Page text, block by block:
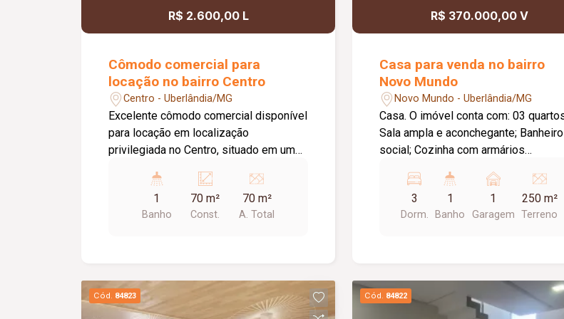
R$ 2.600,00 L
Cômodo comercial para
locação no bairro Centro
Centro - Uberlândia/MG
Excelente cômodo comercial disponível
para locação em localização
privilegiada no Centro, situado em uma
próximo ao Terminal Central,
oferecendo grande visibilidade e fácil
acesso. O imóvel possui
iluminação em LED, proporcionando um
ambiente moderno, funcional e versátil
1
Banho
70 m²
Const.
70 m²
A. Total
R$ 370.000,00 V
Casa para venda no bairro
Novo Mundo
Novo Mundo - Uberlândia/MG
Casa. O imóvel conta com: 03 quartos;
Sala ampla e aconchegante; Banheiro
social; Cozinha com armários
3
Dorm.
1
Banho
1
Garagem
250 m²
Terreno
Cód. 84823 Cód. 84822